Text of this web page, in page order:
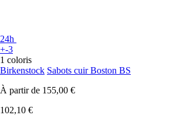
24h
+-3
1 coloris
Birkenstock Sabots cuir Boston BS
À partir de 155,00 €
102,10 €